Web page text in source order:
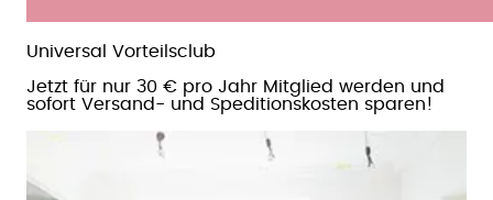
Universal Vorteilsclub
Jetzt für nur 30 € pro Jahr Mitglied werden und
sofort Versand- und Speditionskosten sparen!